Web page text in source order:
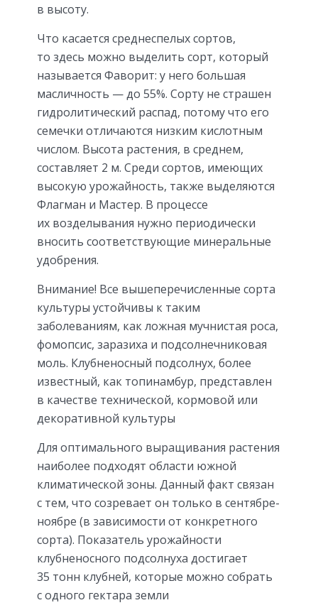
в высоту.
Что касается среднеспелых сортов,
то здесь можно выделить сорт, который
называется Фаворит: у него большая
масличность — до 55%. Сорту не страшен
гидролитический распад, потому что его
семечки отличаются низким кислотным
числом. Высота растения, в среднем,
составляет 2 м. Среди сортов, имеющих
высокую урожайность, также выделяются
Флагман и Мастер. В процессе
их возделывания нужно периодически
вносить соответствующие минеральные
удобрения.
Внимание! Все вышеперечисленные сорта
культуры устойчивы к таким
заболеваниям, как ложная мучнистая роса,
фомопсис, заразиха и подсолнечниковая
моль. Клубненосный подсолнух, более
известный, как топинамбур, представлен
в качестве технической, кормовой или
декоративной культуры
Для оптимального выращивания растения
наиболее подходят области южной
климатической зоны. Данный факт связан
с тем, что созревает он только в сентябре-
ноябре (в зависимости от конкретного
сорта). Показатель урожайности
клубненосного подсолнуха достигает
35 тонн клубней, которые можно собрать
с одного гектара земли